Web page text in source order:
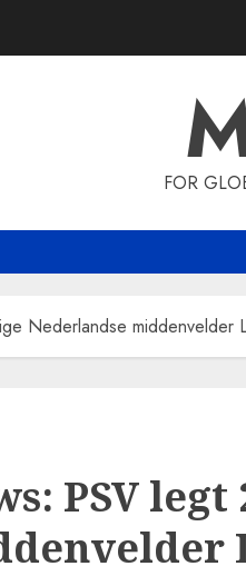
FOR
Nederlandse middenvelder
PSV legt